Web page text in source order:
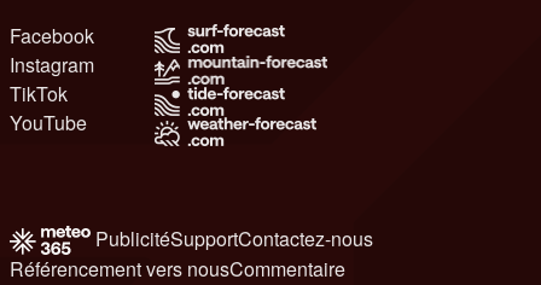
Facebook
Instagram
TikTok
YouTube
PublicitéSupportContactez-nous
Référencement vers nousCommentaire